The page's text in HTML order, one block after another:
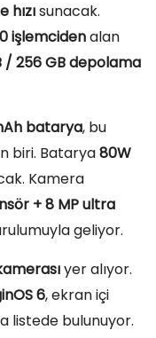
hızısunacak.
işlemcidenalan
/ 256 GB depolama
batarya, bu
biri. Batarya80W
Kamera
+ 8 MP ultra
geliyor.
yer alıyor.
6, ekran içi
listede bulunuyor.